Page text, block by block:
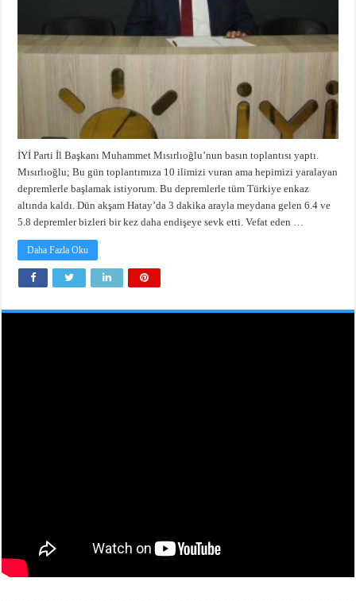
İYİ Parti İl Başkanı Muhammet Mısırlıoğlu’nun basın toplantısı yaptı.
Mısırlıoğlu; Bu gün toplantımıza 10 ilimizi vuran ama hepimizi yaralayan
depremlerle başlamak istiyorum. Bu depremlerle tüm Türkiye enkaz
altında kaldı. Dün akşam Hatay’da 3 dakika arayla meydana gelen 6.4 ve
5.8 depremler bizleri bir kez daha endişeye sevk etti. Vefat eden …
Daha Fazla Oku